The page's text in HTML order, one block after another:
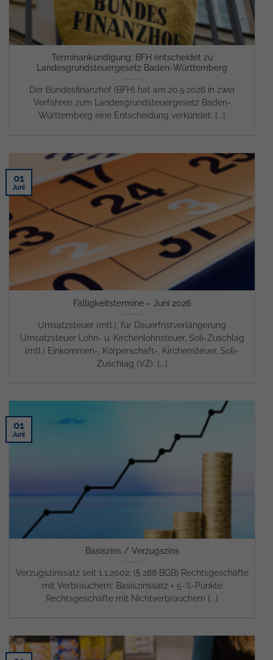
Terminankündigung: BFH entscheidet zu
Landesgrundsteuergesetz Baden-Württemberg
Der Bundesfinanzhof (BFH) hat am 20.5.2026 in zwei
Verfahren zum Landesgrundsteuergesetz Baden-
Württemberg eine Entscheidung verkündet. [...]
Fälligkeitstermine – Juni 2026
Umsatzsteuer (mtl.), für Dauerfristverlängerung
Umsatzsteuer Lohn- u. Kirchenlohnsteuer, Soli-Zuschlag
(mtl.) Einkommen-, Körperschaft-, Kirchensteuer, Soli-
Zuschlag (VZ): [...]
01
Juni
Basiszins / Verzugszins
Verzugszinssatz seit 1.1.2002: (§ 288 BGB) Rechtsgeschäfte
mit Verbrauchern: Basiszinssatz + 5-%-Punkte
Rechtsgeschäfte mit Nichtverbrauchern [...]
01
Juni